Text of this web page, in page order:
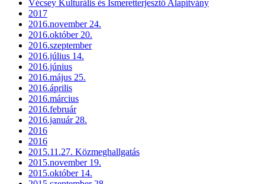
Vécsey Kulturális és Ismeretterjesztő Alapítvány
2017
2016.november 24.
2016.október 20.
2016.szeptember
2016.július 14.
2016.június
2016.május 25.
2016.április
2016.március
2016.február
2016.január 28.
2016
2016
2015.11.27. Közmeghallgatás
2015.november 19.
2015.október 14.